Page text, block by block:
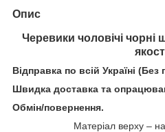
Опис
Черевики чоловічі чорні
Відправка по всій Україні
Швидка доставка та
Обмін/повернення.
Матеріал верху –